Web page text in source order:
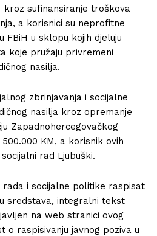
kroz sufinansiranje troškova
a korisnici su neprofitne
FBiH u sklopu kojih djeluju
koje pružaju privremeni
nasilja.
zbrinjavanja i socijalne
nasilja kroz opremanje
Zapadnohercegovačkog
KM, a korisnik ovih
rad Ljubuški.
i socijalne politike raspisat
sredstava, integralni tekst
na web stranici ovog
o raspisivanju javnog poziva u